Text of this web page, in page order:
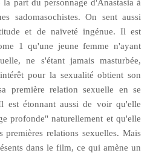
part du personnage d'Anastasia à
sadomasochistes. On sent aussi
et de naïveté ingénue. Il est
1 qu'une jeune femme n'ayant
ne s'étant jamais masturbée,
pour la sexualité obtient son
première relation sexuelle en se
est étonnant aussi de voir qu'elle
profonde" naturellement et qu'elle
premières relations sexuelles. Mais
dans le film, ce qui amène un